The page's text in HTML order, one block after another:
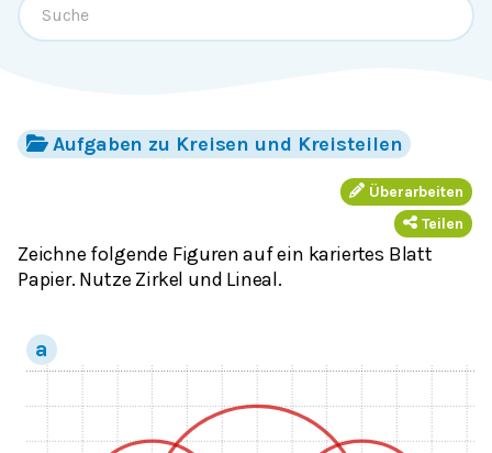
Aufgaben zu Kreisen und Kreisteilen
Überarbeiten
Teilen
Zeichne folgende Figuren auf ein kariertes Blatt
Papier. Nutze Zirkel und Lineal.